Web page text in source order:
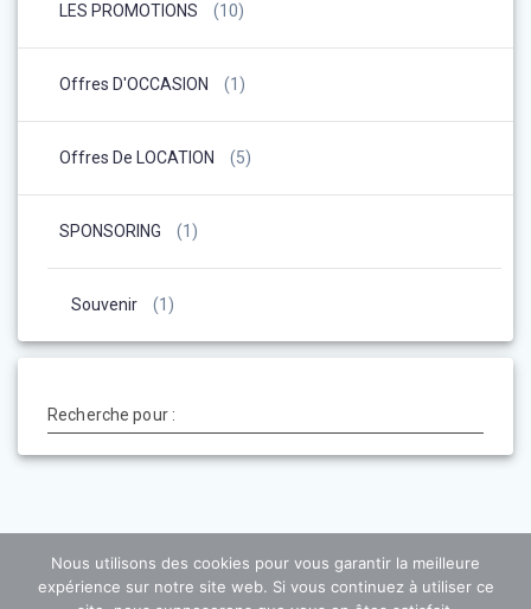
LES PROMOTIONS (10)
Offres D'OCCASION (1)
Offres De LOCATION (5)
SPONSORING (1)
Souvenir (1)
Recherche pour :
Nous utilisons des cookies pour vous garantir la meilleure
expérience sur notre site web. Si vous continuez à utiliser ce